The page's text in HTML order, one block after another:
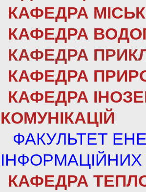
КАФЕДРА
КАФЕДРА
КАФЕДРА
КАФЕДРА
КАФЕДРА
КОМУНІКАЦІЙ
ФАКУЛЬТЕТ
КАФЕДРА